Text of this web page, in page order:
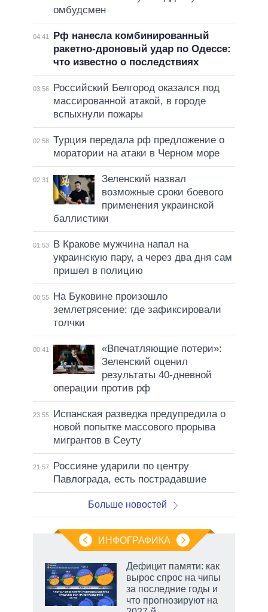
омбудсмен
04:41
Рф нанесла комбинированный
ракетно-дроновый удар по Одессе:
что известно о последствиях
03:56
Российский Белгород оказался под
массированной атакой, в городе
вспыхнули пожары
02:58 Турция передала рф предложение о
моратории на атаки в Черном море
02:31
Зеленский назвал
возможные сроки боевого
применения украинской
баллистики
01:53
В Кракове мужчина напал на
украинскую пару, а через два дня сам
пришел в полицию
00:55
На Буковине произошло
землетрясение: где зафиксировали
толчки
00:41
«Впечатляющие потери»:
Зеленский оценил
результаты 40-дневной
операции против рф
23:55
Испанская разведка предупредила о
новой попытке массового прорыва
мигрантов в Сеуту
21:57
Россияне ударили по центру
Павлограда, есть пострадавшие
Больше новостей
ИНФОГРАФИКА
Дефицит памяти: как
вырос спрос на чипы
за последние годы и
что прогнозируют на